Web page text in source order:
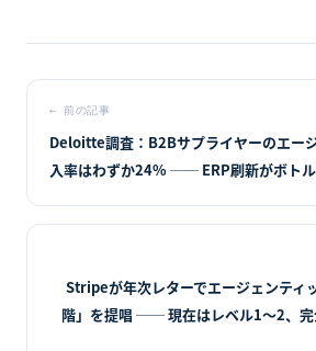
←前の記事
Deloitte調査：B2Bサプライヤーのエー
入率はわずか24% ── ERP刷新がボト
Stripeが年次レターでエージェンティ
階」を提唱 ── 現在はレベル1〜2、